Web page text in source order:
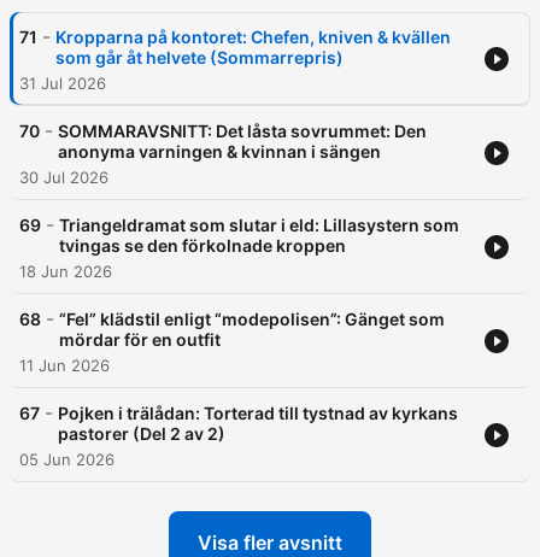
71 - Kropparna på kontoret: Chefen, kniven & kvällen
som går åt helvete (Sommarrepris)
31 Jul 2026
70 - SOMMARAVSNITT: Det låsta sovrummet: Den
anonyma varningen & kvinnan i sängen
30 Jul 2026
69 - Triangeldramat som slutar i eld: Lillasystern som
tvingas se den förkolnade kroppen
18 Jun 2026
68 - “Fel” klädstil enligt “modepolisen”: Gänget som
mördar för en outfit
11 Jun 2026
67 - Pojken i trälådan: Torterad till tystnad av kyrkans
pastorer (Del 2 av 2)
05 Jun 2026
Visa fler avsnitt